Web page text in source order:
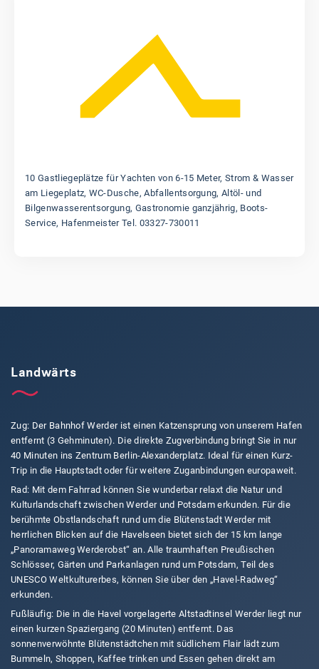
10 Gastliegeplätze für Yachten von 6-15 Meter, Strom & Wasser
am Liegeplatz, WC-Dusche, Abfallentsorgung, Altöl- und
Bilgenwasserentsorgung, Gastronomie ganzjährig, Boots-
Service, Hafenmeister Tel. 03327-730011
Landwärts
Zug: Der Bahnhof Werder ist einen Katzensprung von unserem Hafen
entfernt (3 Gehminuten). Die direkte Zugverbindung bringt Sie in nur
40 Minuten ins Zentrum Berlin-Alexanderplatz. Ideal für einen Kurz-
Trip in die Hauptstadt oder für weitere Zuganbindungen europaweit.
Rad: Mit dem Fahrrad können Sie wunderbar relaxt die Natur und
Kulturlandschaft zwischen Werder und Potsdam erkunden. Für die
berühmte Obstlandschaft rund um die Blütenstadt Werder mit
herrlichen Blicken auf die Havelseen bietet sich der 15 km lange
„Panoramaweg Werderobst“ an. Alle traumhaften Preußischen
Schlösser, Gärten und Parkanlagen rund um Potsdam, Teil des
UNESCO Weltkulturerbes, können Sie über den „Havel-Radweg“
erkunden.
Fußläufig: Die in die Havel vorgelagerte Altstadtinsel Werder liegt nur
einen kurzen Spaziergang (20 Minuten) entfernt. Das
sonnenverwöhnte Blütenstädtchen mit südlichem Flair lädt zum
Bummeln, Shoppen, Kaffee trinken und Essen gehen direkt am